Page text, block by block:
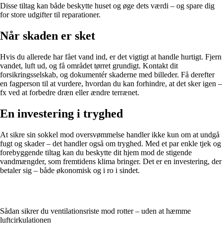
Disse tiltag kan både beskytte huset og øge dets værdi – og spare dig
for store udgifter til reparationer.
Når skaden er sket
Hvis du allerede har fået vand ind, er det vigtigt at handle hurtigt. Fjern
vandet, luft ud, og få området tørret grundigt. Kontakt dit
forsikringsselskab, og dokumentér skaderne med billeder. Få derefter
en fagperson til at vurdere, hvordan du kan forhindre, at det sker igen –
fx ved at forbedre dræn eller ændre terrænet.
En investering i tryghed
At sikre sin sokkel mod oversvømmelse handler ikke kun om at undgå
fugt og skader – det handler også om tryghed. Med et par enkle tjek og
forebyggende tiltag kan du beskytte dit hjem mod de stigende
vandmængder, som fremtidens klima bringer. Det er en investering, der
betaler sig – både økonomisk og i ro i sindet.
Sådan sikrer du ventilationsriste mod rotter – uden at hæmme
luftcirkulationen